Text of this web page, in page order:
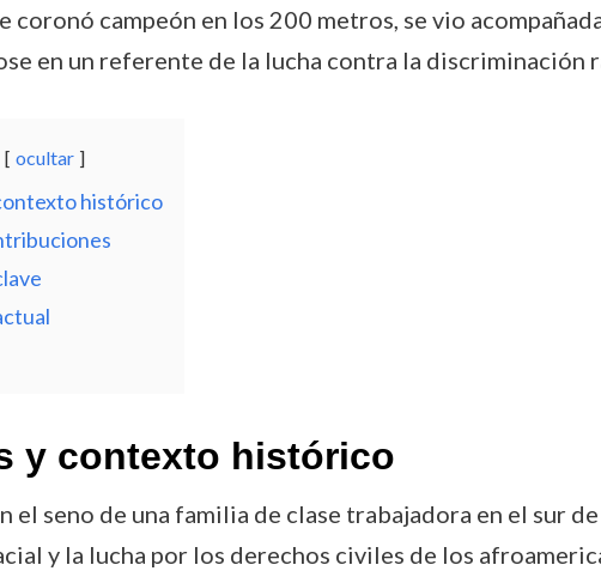
coronó campeón en los 200 metros, se vio
en un referente de la lucha contra la discriminación
ocultar
histórico
y contexto histórico
el seno de una familia de clase trabajadora en el sur
y la lucha por los derechos civiles de los